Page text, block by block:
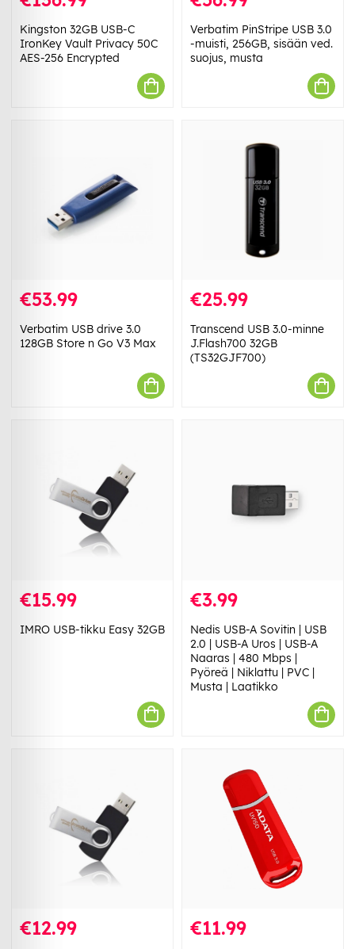
Kingston 32GB USB-C
IronKey Vault Privacy 50C
AES-256 Encrypted
Verbatim PinStripe USB 3.0
-muisti, 256GB, sisään ved.
suojus, musta
€53.99
Verbatim USB drive 3.0
128GB Store n Go V3 Max
€25.99
Transcend USB 3.0-minne
J.Flash700 32GB
(TS32GJF700)
€15.99
IMRO USB-tikku Easy 32GB
€3.99
Nedis USB-A Sovitin | USB
2.0 | USB-A Uros | USB-A
Naaras | 480 Mbps |
Pyöreä | Niklattu | PVC |
Musta | Laatikko
€12.99 €11.99